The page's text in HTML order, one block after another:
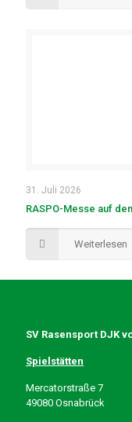
31. Juli 2026
RASPO-Messe auf
Weiterlesen
SV Rasensport DJK
Spielstätten
Mercatorstraße 7
49080 Osnabrück